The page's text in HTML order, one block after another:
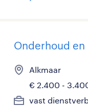
Onderhoud
Alkmaar
€ 2.400 -
vast